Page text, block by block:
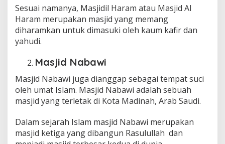
Sesuai namanya, Masjidil Haram atau Masjid Al
Haram merupakan masjid yang memang
diharamkan untuk dimasuki oleh kaum kafir dan
yahudi.
Masjid Nabawi
Masjid Nabawi juga dianggap sebagai tempat suci
oleh umat Islam. Masjid Nabawi adalah sebuah
masjid yang terletak di Kota Madinah, Arab Saudi.
Dalam sejarah Islam masjid Nabawi merupakan
masjid ketiga yang dibangun Rasulullah dan